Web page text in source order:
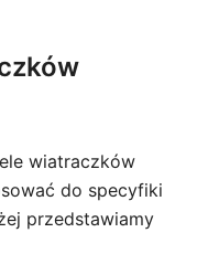
wiatraczków
do specyfiki
przedstawiamy